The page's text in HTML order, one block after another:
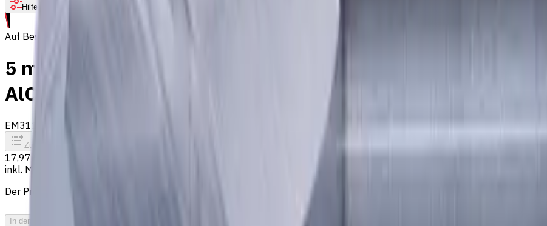
Hilfe bei der Werkzeugauswahl
Auf Bestellung
5 mm VHM Schaftfräser, 2 Schneiden, Kugelkopf,
AlCrN beschichtet
EM311-2WL-050
Zum Vergleich
17,97 €
inkl. MwSt.
Der Preis wurde am 08.08.2026 berechnet
In den Warenkorb